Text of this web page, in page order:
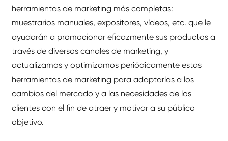
herramientas de marketing más completas:
muestrarios manuales, expositores, vídeos, etc. que le
ayudarán a promocionar eficazmente sus productos a
través de diversos canales de marketing, y
actualizamos y optimizamos periódicamente estas
herramientas de marketing para adaptarlas a los
cambios del mercado y a las necesidades de los
clientes con el fin de atraer y motivar a su público
objetivo.